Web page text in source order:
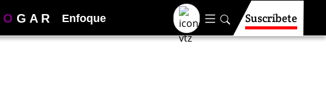
O G A R Enfoque Suscríbete